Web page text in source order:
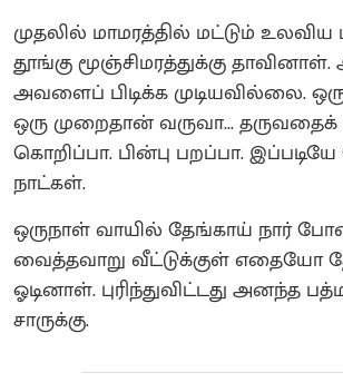
முதலில் மாமரத்தில் மட்டும் உலவிய
தூங்கு மூஞ்சிமரத்துக்கு தாவினாள்.
அவளைப் பிடிக்க முடியவில்லை.
ஒரு முறைதான் வருவா...
கொறிப்பா. பின்பு பறப்பா.
நாட்கள்.
ஒருநாள் வாயில் தேங்காய் நார்
வைத்தவாறு வீட்டுக்குள் எதையோ
ஓடினாள். புரிந்துவிட்டது அனந்த
சாருக்கு.